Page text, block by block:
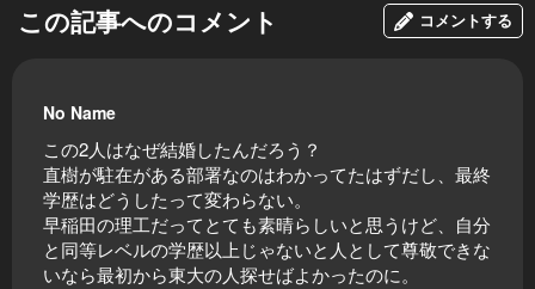
この記事へのコメント コメントする
No Name
この2人はなぜ結婚したんだろう？
直樹が駐在がある部署なのはわかってたはずだし、最終
学歴はどうしたって変わらない。
早稲田の理工だってとても素晴らしいと思うけど、自分
と同等レベルの学歴以上じゃないと人として尊敬できな
いなら最初から東大の人探せばよかったのに。